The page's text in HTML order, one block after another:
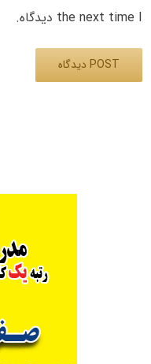
the next time I دیدگاه.